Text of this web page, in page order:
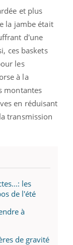
et plus
la jambe était
d'une
ces baskets
les
à la
montantes
en réduisant
transmission
les
de l'été
à
de gravité